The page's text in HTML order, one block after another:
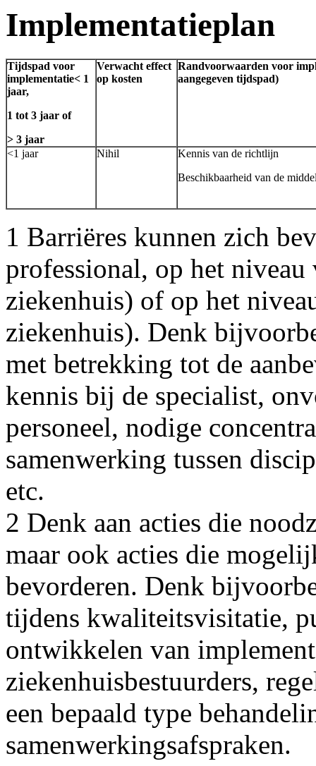
Implementatieplan
Tijdspad voor
implementatie< 1
jaar,
1 tot 3 jaar of
> 3 jaar
Verwacht effect
op kosten
Randvoorwaarden voor
aangegeven tijdspad)
<1 jaar Nihil
Kennis van de richtlijn
Beschikbaarheid van de
1 Barriëres kunnen zich
professional, op het niveau
ziekenhuis) of op het
ziekenhuis). Denk
met betrekking tot de
kennis bij de specialist,
personeel, nodige
samenwerking tussen
etc.
2 Denk aan acties die
maar ook acties die
bevorderen. Denk
tijdens kwaliteitsvisitatie,
ontwikkelen van
ziekenhuisbestuurders,
een bepaald type
samenwerkingsafspraken.